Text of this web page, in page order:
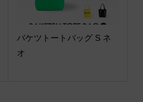
バケツトートバッグ S ネ
オ